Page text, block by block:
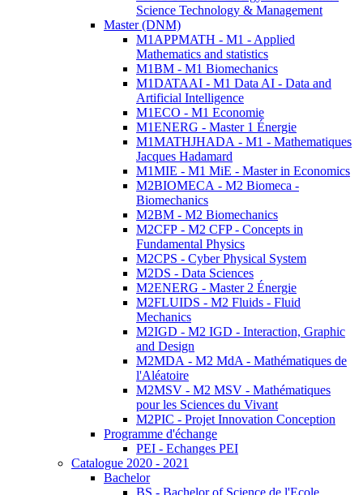
Science Technology & Management
Master (DNM)
M1APPMATH - M1 - Applied
Mathematics and statistics
M1BM - M1 Biomechanics
M1DATAAI - M1 Data AI - Data and
Artificial Intelligence
M1ECO - M1 Economie
M1ENERG - Master 1 Énergie
M1MATHJHADA - M1 - Mathematiques
Jacques Hadamard
M1MIE - M1 MiE - Master in Economics
M2BIOMECA - M2 Biomeca -
Biomechanics
M2BM - M2 Biomechanics
M2CFP - M2 CFP - Concepts in
Fundamental Physics
M2CPS - Cyber Physical System
M2DS - Data Sciences
M2ENERG - Master 2 Énergie
M2FLUIDS - M2 Fluids - Fluid
Mechanics
M2IGD - M2 IGD - Interaction, Graphic
and Design
M2MDA - M2 MdA - Mathématiques de
l'Aléatoire
M2MSV - M2 MSV - Mathématiques
pour les Sciences du Vivant
M2PIC - Projet Innovation Conception
Programme d'échange
PEI - Echanges PEI
Catalogue 2020 - 2021
Bachelor
BS - Bachelor of Science de l'Ecole